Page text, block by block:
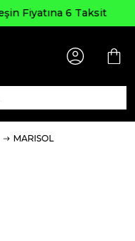
MARISOL